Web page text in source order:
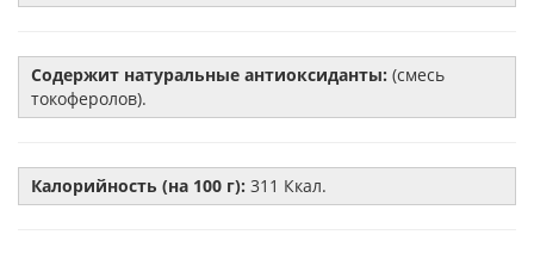
Содержит натуральные антиоксиданты: (смесь
токоферолов).
Калорийность (на 100 г): 311 Ккал.